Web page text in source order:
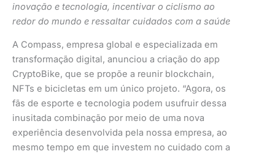
inovação e tecnologia, incentivar o ciclismo ao
redor do mundo e ressaltar cuidados com a saúde
A Compass, empresa global e especializada em
transformação digital, anunciou a criação do app
CryptoBike, que se propõe a reunir blockchain,
NFTs e bicicletas em um único projeto. “Agora, os
fãs de esporte e tecnologia podem usufruir dessa
inusitada combinação por meio de uma nova
experiência desenvolvida pela nossa empresa, ao
mesmo tempo em que investem no cuidado com a